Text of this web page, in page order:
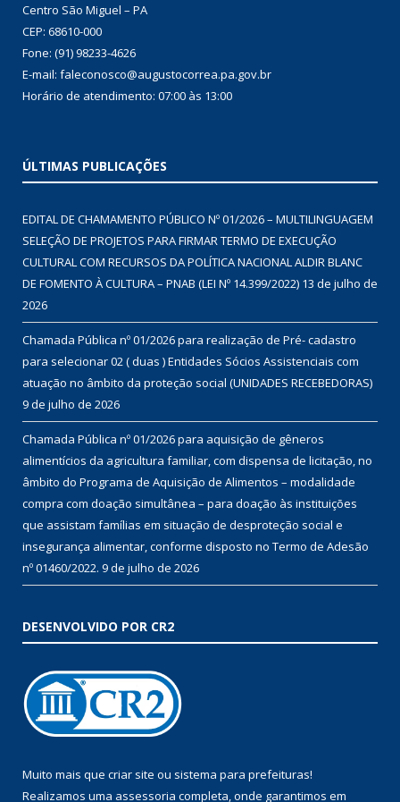
Centro São Miguel – PA
CEP: 68610-000
Fone: (91) 98233-4626
E-mail: faleconosco@augustocorrea.pa.gov.br
Horário de atendimento: 07:00 às 13:00
ÚLTIMAS PUBLICAÇÕES
EDITAL DE CHAMAMENTO PÚBLICO Nº 01/2026 – MULTILINGUAGEM
SELEÇÃO DE PROJETOS PARA FIRMAR TERMO DE EXECUÇÃO
CULTURAL COM RECURSOS DA POLÍTICA NACIONAL ALDIR BLANC
DE FOMENTO À CULTURA – PNAB (LEI Nº 14.399/2022) 13 de julho de
2026
Chamada Pública nº 01/2026 para realização de Pré- cadastro
para selecionar 02 ( duas ) Entidades Sócios Assistenciais com
atuação no âmbito da proteção social (UNIDADES RECEBEDORAS)
9 de julho de 2026
Chamada Pública nº 01/2026 para aquisição de gêneros
alimentícios da agricultura familiar, com dispensa de licitação, no
âmbito do Programa de Aquisição de Alimentos – modalidade
compra com doação simultânea – para doação às instituições
que assistam famílias em situação de desproteção social e
insegurança alimentar, conforme disposto no Termo de Adesão
nº 01460/2022. 9 de julho de 2026
DESENVOLVIDO POR CR2
Muito mais que criar site ou sistema para prefeituras!
Realizamos uma assessoria completa, onde garantimos em